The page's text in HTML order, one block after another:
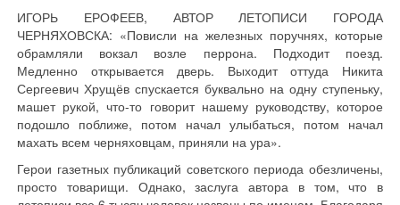
ИГОРЬ ЕРОФЕЕВ, АВТОР ЛЕТОПИСИ ГОРОДА
ЧЕРНЯХОВСКА: «Повисли на железных поручнях, которые
обрамляли вокзал возле перрона. Подходит поезд.
Медленно открывается дверь. Выходит оттуда Никита
Сергеевич Хрущёв спускается буквально на одну ступеньку,
машет рукой, что-то говорит нашему руководству, которое
подошло поближе, потом начал улыбаться, потом начал
махать всем черняховцам, приняли на ура».
Герои газетных публикаций советского периода обезличены,
просто товарищи. Однако, заслуга автора в том, что в